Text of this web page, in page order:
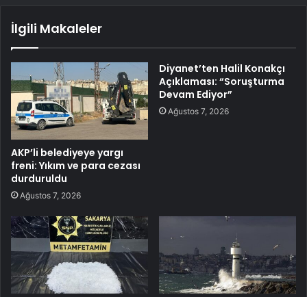
İlgili Makaleler
AKP’li belediyeye yargı
freni: Yıkım ve para cezası
durduruldu
Ağustos 7, 2026
Diyanet’ten Halil Konakçı
Açıklaması: “Soruşturma
Devam Ediyor”
Ağustos 7, 2026